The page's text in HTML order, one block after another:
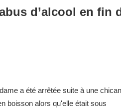
d’alcool en fin
a été arrêtée suite à une
boisson alors qu'elle était sous